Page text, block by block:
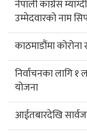
नेपाली काँग्रेस
उम्मेदवारको नाम
काठमाडौंमा
निर्वाचनका लागि १
योजना
आईतबारदेखि